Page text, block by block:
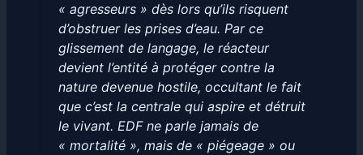
« agresseurs » dès lors qu’ils risquent
d’obstruer les prises d’eau. Par ce
glissement de langage, le réacteur
devient l’entité à protéger contre la
nature devenue hostile, occultant le fait
que c’est la centrale qui aspire et détruit
le vivant. EDF ne parle jamais de
« mortalité », mais de « piégeage » ou